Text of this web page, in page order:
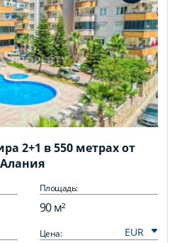
2+1 в 550 метрах от
Площадь:
90 м²
Цена: